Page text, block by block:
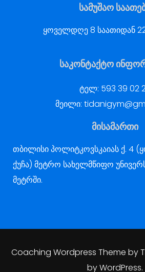
სამუშაო
ყოველდღე 8 საათიდან
საკონტაქტო
ტელ: 593 39 02
მეილი:
მისამართი
თბილისი პოლიტკოვსკაიას ქ. 4
ქუჩა) მეტრო სახელმწიფო
მეტრში.
Coaching Wordpress Theme by
by WordPress.